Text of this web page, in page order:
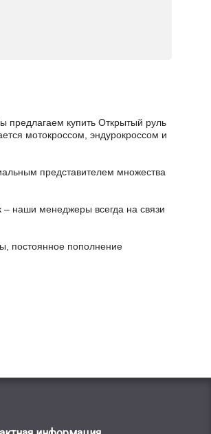
предлагаем купить Открытый руль
мотокроссом, эндурокроссом и
представителем множества
– наши менеджеры всегда на связи
постоянное пополнение